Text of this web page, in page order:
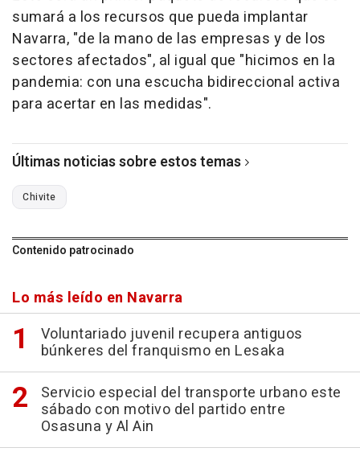
sumará a los recursos que pueda implantar
Navarra, "de la mano de las empresas y de los
sectores afectados", al igual que "hicimos en la
pandemia: con una escucha bidireccional activa
para acertar en las medidas".
Últimas noticias sobre estos temas
Chivite
Contenido patrocinado
Lo más leído en Navarra
Voluntariado juvenil recupera antiguos
búnkeres del franquismo en Lesaka
Servicio especial del transporte urbano este
sábado con motivo del partido entre
Osasuna y Al Ain